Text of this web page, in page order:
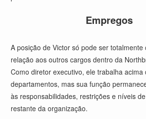
Empregos
A posição de Victor só pode ser totalmente
relação aos outros cargos dentro da
Como diretor executivo, ele trabalha acima
departamentos, mas sua função
às responsabilidades, restrições e níveis
restante da organização.